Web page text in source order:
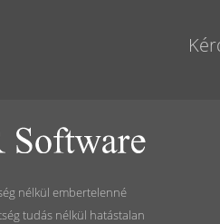
nélkül embertelenné
tudás nélkül hatástalan